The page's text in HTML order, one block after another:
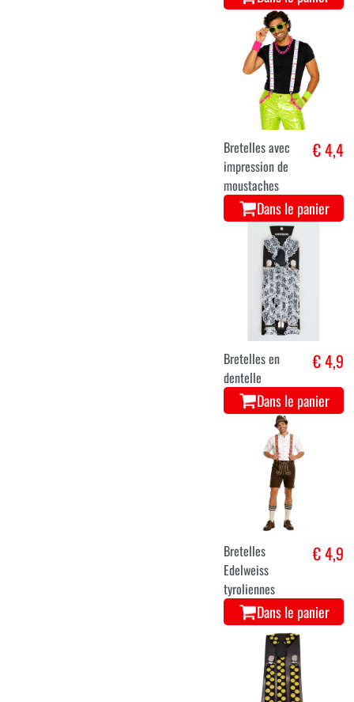
Bretelles avec
impression de
moustaches
€ 4,4
Dans le panier
Bretelles en
dentelle
€ 4,9
Dans le panier
Bretelles
Edelweiss
tyroliennes
€ 4,9
Dans le panier